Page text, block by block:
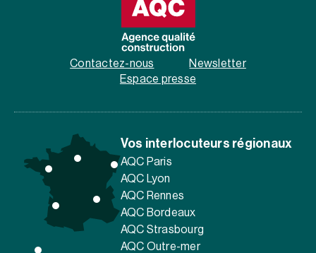
Contactez-nous
Newsletter
Espace presse
Vos interlocuteurs régionaux
AQC Paris
AQC Lyon
AQC Rennes
AQC Bordeaux
AQC Strasbourg
AQC Outre-mer